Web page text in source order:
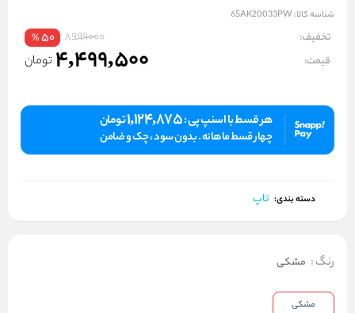
شناسه کالا: 6SAK20033PW
تخفیف: 8999000
50
%
قیمت: 4,499,500 تومان
هر قسط با اسنپ پی :1,124,875تومان
چهار قسط ماهانه . بدون سود ، چک و ضامن
دسته بندی: تاپ
رنگ: مشکی
مشکی